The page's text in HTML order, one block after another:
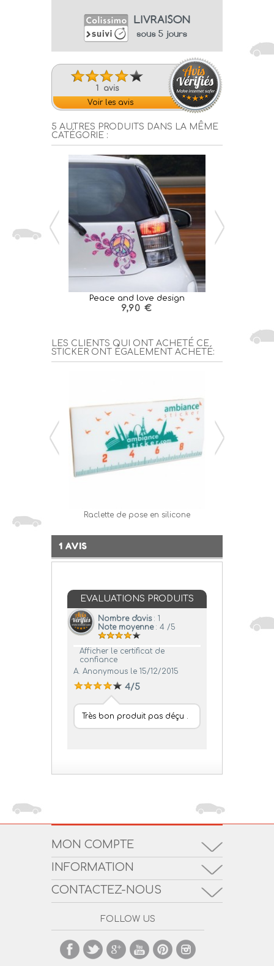
1 avis
Voir les avis
5 AUTRES PRODUITS DANS LA MÊME
CATÉGORIE :
Peace and love design
9,90 €
LES CLIENTS QUI ONT ACHETÉ CE
STICKER ONT ÉGALEMENT ACHETÉ:
Raclette de pose en silicone
1 AVIS
EVALUATIONS PRODUITS
Nombre d'avis : 1
Note moyenne: 4 /5
Afficher le certificat de
confiance
A. Anonymous le 15/12/2015
4/5
Très bon produit pas déçu .
MON COMPTE
INFORMATION
CONTACTEZ-NOUS
FOLLOW US